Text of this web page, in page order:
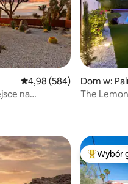
161Średnia ocena: 4,98 na
4,98 (584)
na
Dom w:
The
Wybór